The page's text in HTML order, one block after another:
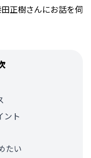
正樹さんにお話を伺
ント
たい